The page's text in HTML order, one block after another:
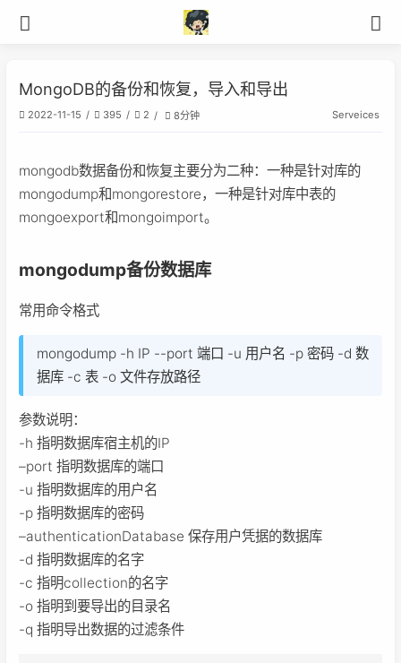
MongoDB的备份和恢复，导入和导出
2022-11-15 395 2 8分钟 Serveices
mongodb数据备份和恢复主要分为二种：一种是针对库的
mongodump和mongorestore，一种是针对库中表的
mongoexport和mongoimport。
mongodump备份数据库
常用命令格式
mongodump -h IP --port 端口 -u 用户名 -p 密码 -d 数
据库 -c 表 -o 文件存放路径
参数说明：
-h 指明数据库宿主机的IP
–port 指明数据库的端口
-u 指明数据库的用户名
-p 指明数据库的密码
–authenticationDatabase 保存用户凭据的数据库
-d 指明数据库的名字
-c 指明collection的名字
-o 指明到要导出的目录名
-q 指明导出数据的过滤条件